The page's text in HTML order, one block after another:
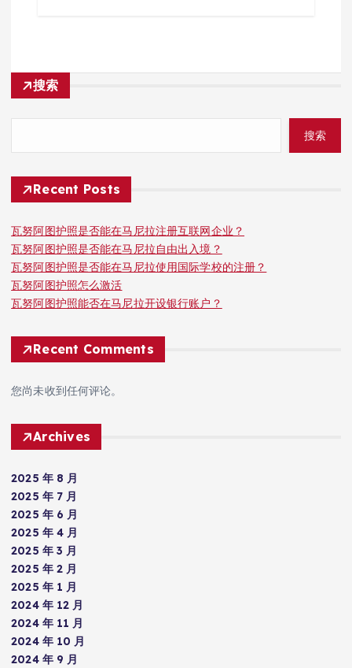
搜索
搜索
Recent Posts
瓦努阿图护照是否能在马尼拉注册互联网企业？
瓦努阿图护照是否能在马尼拉自由出入境？
瓦努阿图护照是否能在马尼拉使用国际学校的注册？
瓦努阿图护照怎么激活
瓦努阿图护照能否在马尼拉开设银行账户？
Recent Comments
您尚未收到任何评论。
Archives
2025 年 8 月
2025 年 7 月
2025 年 6 月
2025 年 4 月
2025 年 3 月
2025 年 2 月
2025 年 1 月
2024 年 12 月
2024 年 11 月
2024 年 10 月
2024 年 9 月